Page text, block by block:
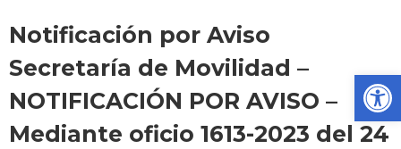
Notificación por Aviso
Secretaría de Movilidad –
NOTIFICACIÓN POR AVISO –
Mediante oficio 1613-2023 del 24